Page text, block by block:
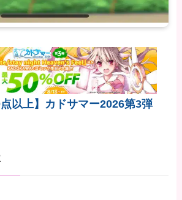
点以上】カドサマー2026第3弾